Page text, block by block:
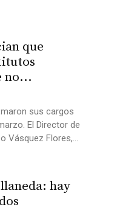
que
no...
sus cargos
El Director de
Vásquez Flores,...
hay